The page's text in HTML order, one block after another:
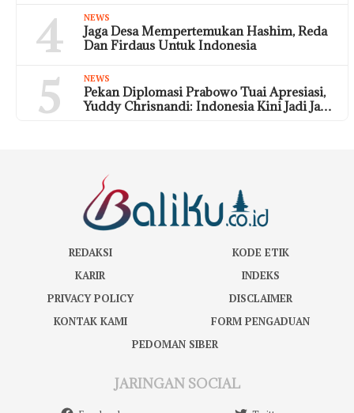
4 NEWS
Jaga Desa Mempertemukan Hashim, Reda
Dan Firdaus Untuk Indonesia
5 NEWS
Pekan Diplomasi Prabowo Tuai Apresiasi,
Yuddy Chrisnandi: Indonesia Kini Jadi Ja…
REDAKSI
KODE ETIK
KARIR
INDEKS
PRIVACY POLICY
DISCLAIMER
KONTAK KAMI
FORM PENGADUAN
PEDOMAN SIBER
JARINGAN SOCIAL